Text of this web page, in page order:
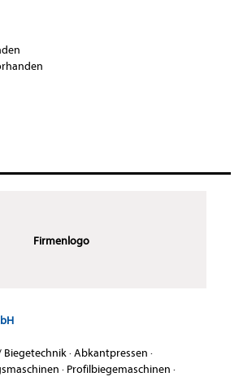
Firmenlogo
Biegetechnik·Abkantpressen ·
· Profilbiegemaschinen ·